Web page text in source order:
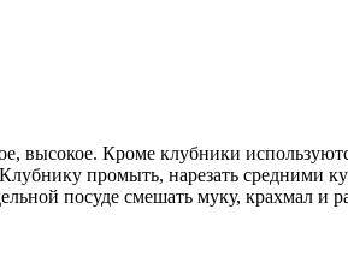
высокое. Кроме клубники
промыть, нарезать средними
посуде смешать муку, крахмал и